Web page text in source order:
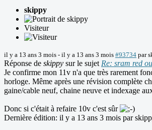
skippy
Visiteur
il y a 13 ans 3 mois - il y a 13 ans 3 mois #93734 par
Réponse de skippy sur le sujet Re: sram red
Je confirme mon 11v n'a que très rarement
horloge. Même après une révision complète
gaine/cable neuf, chaine neuve et indexage
Donc si c'était à refaire 10v c'est sûr
Dernière édition: il y a 13 ans 3 mois par